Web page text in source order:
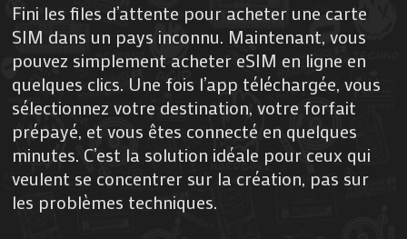
Fini les files d’attente pour acheter une carte
SIM dans un pays inconnu. Maintenant, vous
pouvez simplement acheter eSIM en ligne en
quelques clics. Une fois l’app téléchargée, vous
sélectionnez votre destination, votre forfait
prépayé, et vous êtes connecté en quelques
minutes. C’est la solution idéale pour ceux qui
veulent se concentrer sur la création, pas sur
les problèmes techniques.